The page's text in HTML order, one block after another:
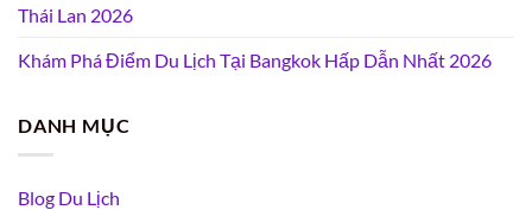
Thái Lan 2026
Khám Phá Điểm Du Lịch Tại Bangkok Hấp Dẫn Nhất 2026
DANH MỤC
Blog Du Lịch